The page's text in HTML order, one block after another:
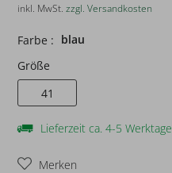
inkl. MwSt.zzgl. Versandkosten
Farbe : blau
Größe
41
Lieferzeit ca. 4-5 Werktage
Merken